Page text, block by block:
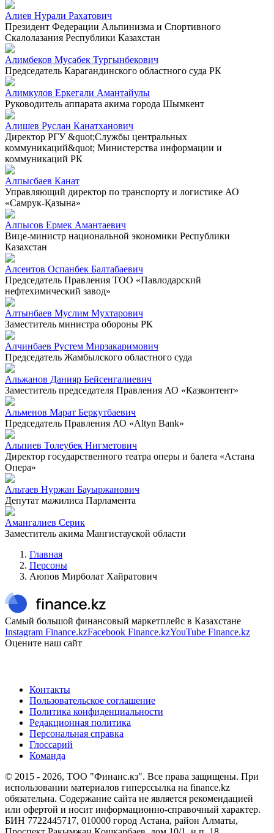
Алиев Нурали Рахатович
Президент Федерации Альпинизма и Спортивного
Скалолазания Республики Казахстан
Алимбеков Мусабек Тургынбекович
Председатель Карагандинского областного суда РК
Алимкулов Еркегали Амантайулы
Руководитель аппарата акима города Шымкент
Алишев Руслан Канатханович
Директор РГУ &quot;Службы центральных
коммуникаций&quot; Министерства информации и
коммуникаций РК
Алпысбаев Канат
Управляющий директор по транспорту и логистике АО
«Самрук-Қазына»
Алпысов Ермек Амантаевич
Вице-министр национальной экономики Республики
Казахстан
Алсеитов Оспанбек Балтабаевич
Председатель Правления ТОО «Павлодарский
нефтехимический завод»
Алтынбаев Муслим Мухтарович
Заместитель министра обороны РК
Алчинбаев Рустем Мирзакаримович
Председатель Жамбылского областного суда
Альжанов Данияр Бейсенгалиевич
Заместитель председателя Правления АО «Казконтент»
Альменов Марат Беркутбаевич
Председатель Правления АО «Altyn Bank»
Альпиев Толеубек Нигметович
Директор государственного театра оперы и балета «Астана
Опера»
Альтаев Нуржан Бауыржанович
Депутат мажилиса Парламента
Амангалиев Серик
Заместитель акима Мангистауской области
Главная
Персоны
Аюпов Мирболат Хайратович
Самый большой финансовый маркетплейс в Казахстане
Instagram Finance.kzFacebook Finance.kzYouTube Finance.kz
Оцените наш сайт
Контакты
Пользовательское соглашение
Политика конфиденциальности
Редакционная политика
Персональная справка
Глоссарий
Команда
© 2015 - 2026, ТОО "Финанс.кз". Все права защищены. При
использовании материалов гиперссылка на finance.kz
обязательна. Содержание сайта не является рекомендацией
или офертой и носит информационно-справочный характер.
БИН 7722445717, 010000 город Астана, район Алматы,